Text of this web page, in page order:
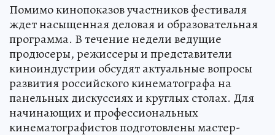
Помимо кинопоказов участников фестиваля
ждет насыщенная деловая и образовательная
программа. В течение недели ведущие
продюсеры, режиссеры и представители
киноиндустрии обсудят актуальные вопросы
развития российского кинематографа на
панельных дискуссиях и круглых столах. Для
начинающих и профессиональных
кинематографистов подготовлены мастер-